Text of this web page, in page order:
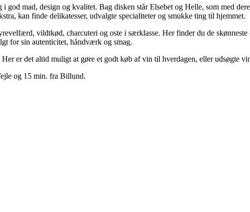
mad, design og kvalitet. Bag disken står Elsebet og Helle, som med
kan finde delikatesser, udvalgte specialiteter og smukke ting til hjemmet.
vildtkød, charcuteri og oste i særklasse. Her finder du de skønneste
for sin autenticitet, håndværk og smag.
er det altid muligt at gøre et godt køb af vin til hverdagen, eller udsøgte
og 15 min. fra Billund.